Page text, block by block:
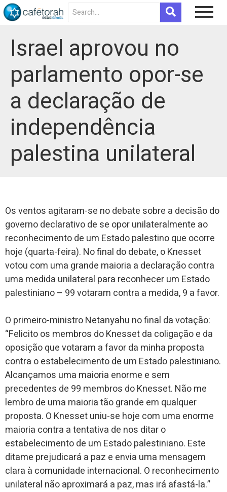
Israel aprovou no
parlamento opor-se
a declaração de
independência
palestina unilateral
Os ventos agitaram-se no debate sobre a decisão do
governo declarativo de se opor unilateralmente ao
reconhecimento de um Estado palestino que ocorre
hoje (quarta-feira). No final do debate, o Knesset
votou com uma grande maioria a declaração contra
uma medida unilateral para reconhecer um Estado
palestiniano – 99 votaram contra a medida, 9 a favor.
O primeiro-ministro Netanyahu no final da votação:
“Felicito os membros do Knesset da coligação e da
oposição que votaram a favor da minha proposta
contra o estabelecimento de um Estado palestiniano.
Alcançamos uma maioria enorme e sem
precedentes de 99 membros do Knesset. Não me
lembro de uma maioria tão grande em qualquer
proposta. O Knesset uniu-se hoje com uma enorme
maioria contra a tentativa de nos ditar o
estabelecimento de um Estado palestiniano. Este
ditame prejudicará a paz e envia uma mensagem
clara à comunidade internacional. O reconhecimento
unilateral não aproximará a paz, mas irá afastá-la.”